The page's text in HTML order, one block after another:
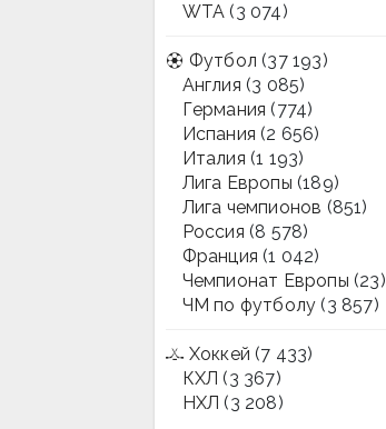
WTA (3 074)
Футбол (37 193)
Англия (3 085)
Германия (774)
Испания (2 656)
Италия (1 193)
Лига Европы (189)
Лига чемпионов (851)
Россия (8 578)
Франция (1 042)
Чемпионат Европы (23)
ЧМ по футболу (3 857)
Хоккей (7 433)
КХЛ (3 367)
НХЛ (3 208)